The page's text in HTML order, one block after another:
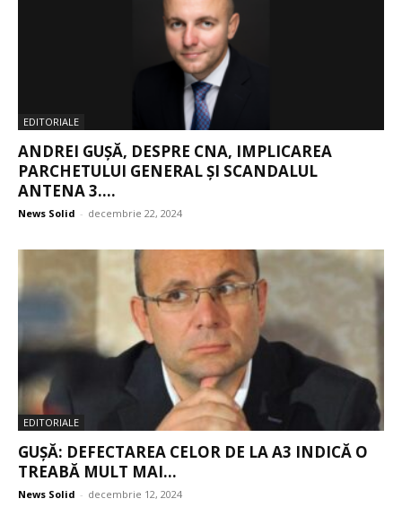
EDITORIALE
ANDREI GUȘĂ, DESPRE CNA, IMPLICAREA
PARCHETULUI GENERAL ȘI SCANDALUL
ANTENA 3....
News Solid - decembrie 22, 2024
EDITORIALE
GUȘĂ: DEFECTAREA CELOR DE LA A3 INDICĂ O
TREABĂ MULT MAI...
News Solid - decembrie 12, 2024